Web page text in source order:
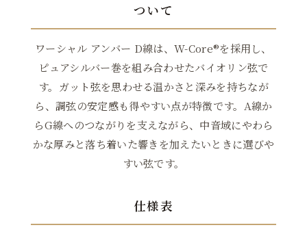
ついて
ワーシャル アンバー D線は、W-Core®を採用し、
ピュアシルバー巻を組み合わせたバイオリン弦で
す。ガット弦を思わせる温かさと深みを持ちなが
ら、調弦の安定感も得やすい点が特徴です。A線か
らG線へのつながりを支えながら、中音域にやわら
かな厚みと落ち着いた響きを加えたいときに選びや
すい弦です。
仕様表